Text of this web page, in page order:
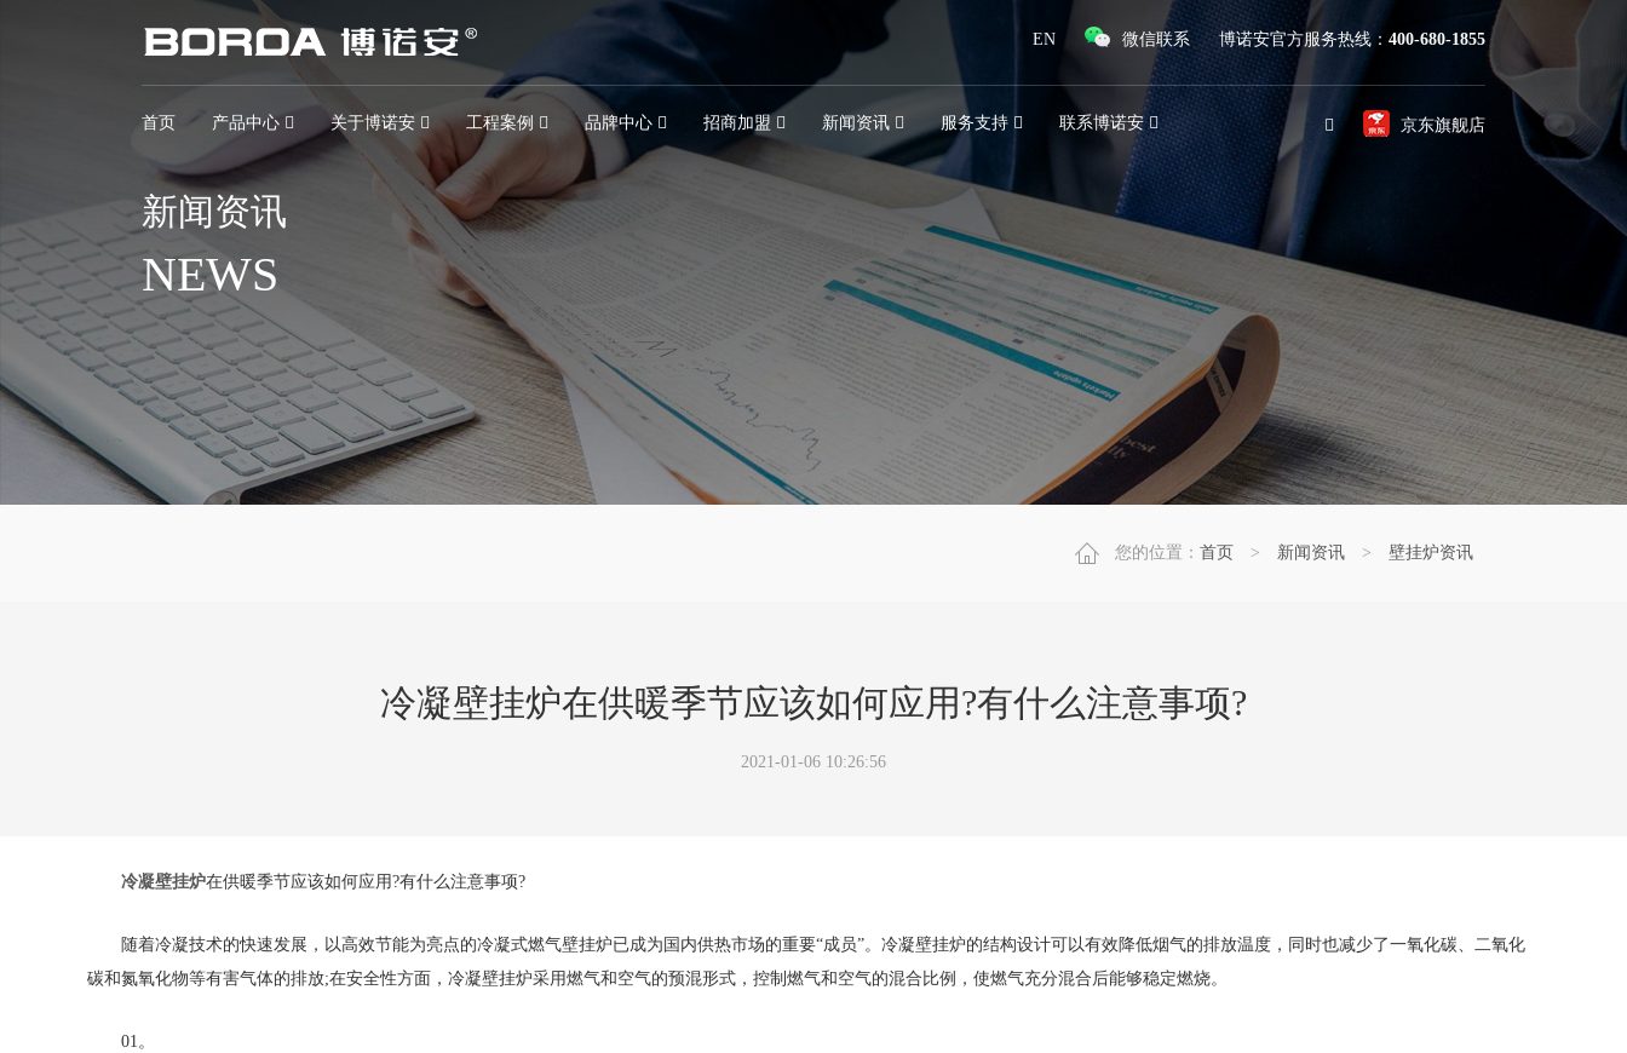
EN 微信联系 博诺安官方服务热线： 400-680-1855
首页 产品中心 关于博诺安 工程案例 品牌中心 招商加盟 新闻资讯 服务支持 联系博诺安 京东旗舰店
新闻资讯
NEWS
您的位置： 首页 > 新闻资讯 > 壁挂炉资讯
冷凝壁挂炉在供暖季节应该如何应用?有什么注意事项?
2021-01-06 10:26:56
冷凝壁挂炉在供暖季节应该如何应用?有什么注意事项?
随着冷凝技术的快速发展，以高效节能为亮点的冷凝式燃气壁挂炉已成为国内供热市场的重要“成员”。冷凝壁挂炉的结构设计可以有效降低烟气的排放温度，同时也减少了一氧化碳、二氧化
碳和氮氧化物等有害气体的排放;在安全性方面，冷凝壁挂炉采用燃气和空气的预混形式，控制燃气和空气的混合比例，使燃气充分混合后能够稳定燃烧。
01。